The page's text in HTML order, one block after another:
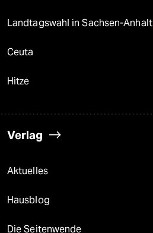
Landtagswahl in Sachsen-Anhalt
Ceuta
Hitze
Verlag
Aktuelles
Hausblog
Die Seitenwende